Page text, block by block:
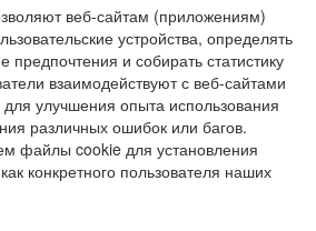
веб-сайтам (приложениям)
устройства, определять
предпочтения и собирать статистику
взаимодействуют с веб-сайтами
улучшения опыта использования
различных ошибок или багов.
файлы cookie для установления
конкретного пользователя наших